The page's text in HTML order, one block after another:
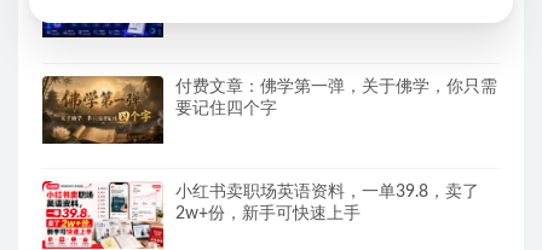
付费文章：佛学第一弹，关于佛学，你只需
要记住四个字
小红书卖职场英语资料，一单39.8，卖了
2w+份，新手可快速上手